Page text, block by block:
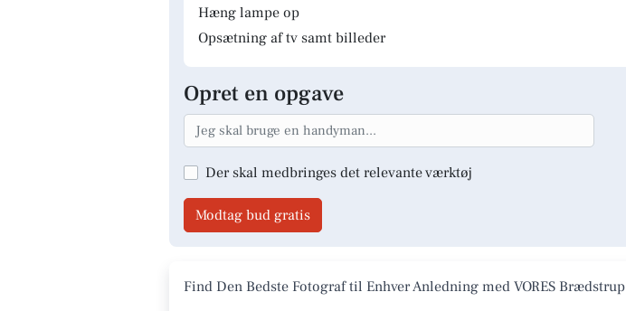
Hæng lampe op
Opsætning af tv samt billeder
Opret en opgave
Der skal medbringes det relevante værktøj
Modtag bud gratis
Find Den Bedste Fotograf til Enhver Anledning med VORES Brædstrup